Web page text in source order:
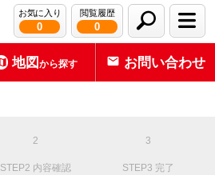
お気に入り
0
閲覧履歴
0
地図から探す お問い合わせ
STEP2 内容確認 STEP3 完了